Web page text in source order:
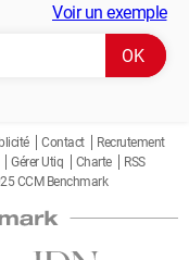
Voir un exemple
Contact
Recrutement
Gérer Utiq Charte
RSS
CCM Benchmark